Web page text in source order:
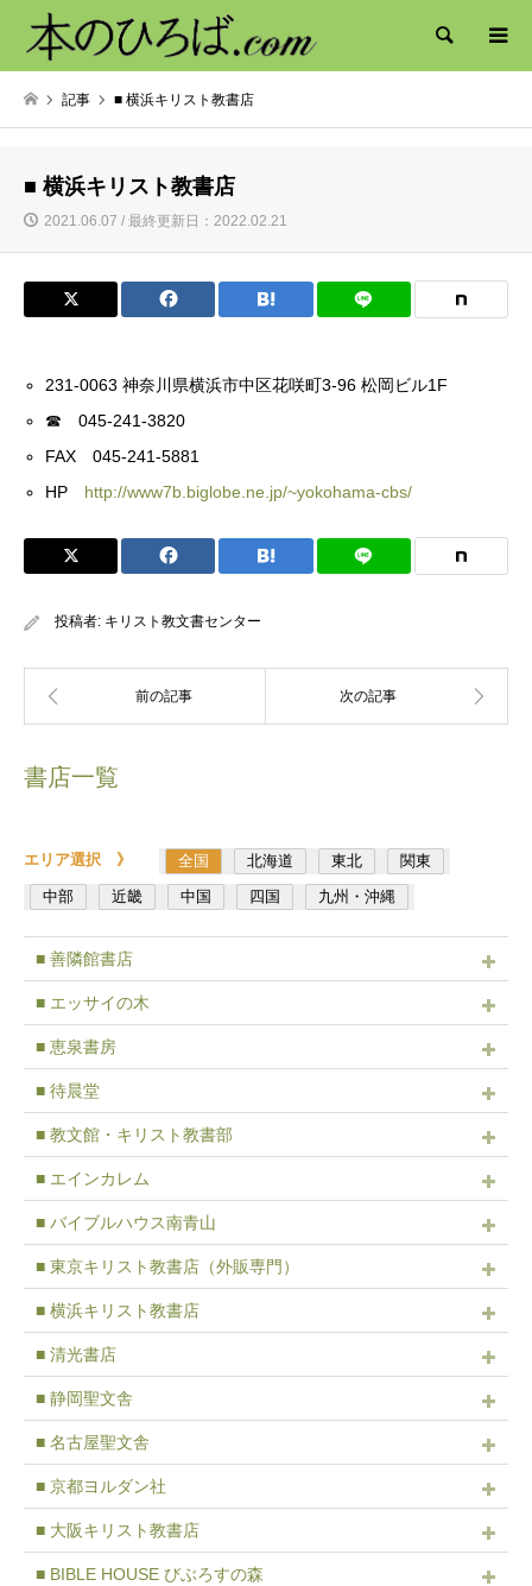
検索
記事 ■ 横浜キリスト教書店
■ 横浜キリスト教書店
2021.06.07 / 最終更新日：2022.02.21
231-0063 神奈川県横浜市中区花咲町3-96 松岡ビル1F
☎ 045-241-3820
FAX 045-241-5881
HP http://www7b.biglobe.ne.jp/~yokohama-cbs/
投稿者: キリスト教文書センター
書店一覧
エリア選択 》 全国 北海道 東北
関東
中部
近畿 中国 四国 九州・沖縄
■ 善隣館書店
■ エッサイの木
■ 恵泉書房
■ 待晨堂
■ 教文館・キリスト教書部
■ エインカレム
■ バイブルハウス南青山
■ 東京キリスト教書店（外販専門）
■ 横浜キリスト教書店
■ 清光書店
■ 静岡聖文舎
■ 名古屋聖文舎
■ 京都ヨルダン社
■ 大阪キリスト教書店
■ BIBLE HOUSE びぶろすの森